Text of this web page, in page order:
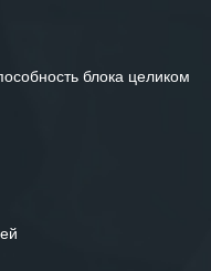
блока целиком